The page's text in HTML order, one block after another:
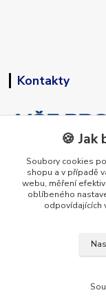
Kontakty
+420 773 794
Pondělí-pátek 9-15
🍪 Jak
Soubory cookies
shopu a v případě
webu, měření
oblíbeného
odpovídajících